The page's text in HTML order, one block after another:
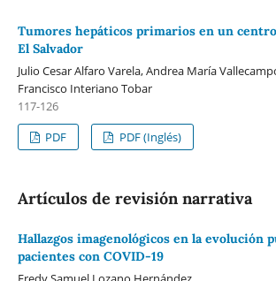
Tumores hepáticos primarios en un
El Salvador
Julio Cesar Alfaro Varela, Andrea María
Francisco Interiano Tobar
117-126
PDF
PDF (Inglés)
Artículos de revisión narrativa
Hallazgos imagenológicos en la evolución
pacientes con COVID-19